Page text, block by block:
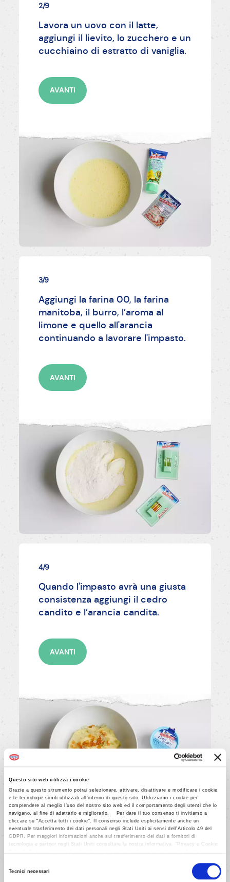
Questo sito web utilizza i cookie
Grazie a questo strumento potrai selezionare, attivare, disattivare e modificare i cookie
e le tecnologie simili utilizzati all’interno di questo sito. Utilizziamo i cookie per
comprendere al meglio l’uso del nostro sito web ed il comportamento degli utenti che lo
navigano, al fine di adattarlo e migliorarlo. Per dare il tuo consenso ti invitiamo a
cliccare su “Accetta tutti i cookie”. Il consenso include esplicitamente anche un
eventuale trasferimento dei dati personali negli Stati Uniti ai sensi dell'Articolo 49 del
GDPR. Per maggiori informazioni anche sul trasferimento dei dati a fornitori di
tecnologia e partner negli Stati Uniti consultare la nostra informativa “Privacy e Cookie
Tecnici necessari
2/9
Lavora un uovo con il latte,
aggiungi il lievito, lo zucchero e un
cucchiaino di estratto di vaniglia.
AVANTI
3/9
Aggiungi la farina 00, la farina
manitoba, il burro, l’aroma al
limone e quello all'arancia
continuando a lavorare l'impasto.
AVANTI
4/9
Quando l'impasto avrà una giusta
consistenza aggiungi il cedro
candito e l’arancia candita.
AVANTI
5/9
lievitare nella terrina fino a